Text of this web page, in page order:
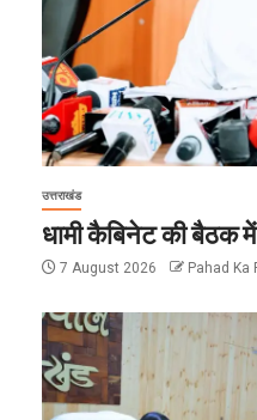
उत्तराखंड
धामी कैबिनेट की
7 August 2026 Pahad Ka